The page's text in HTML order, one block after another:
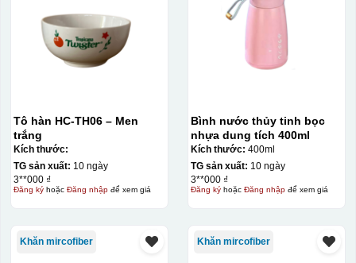
Tô hàn HC-TH06 – Men
trắng
Kích thước:
TG sản xuất: 10 ngày
3**000 ₫
Đăng kýhoặc Đăng nhậpđể xem giá
Bình nước thủy tinh bọc
nhựa dung tích 400ml
Kích thước: 400ml
TG sản xuất: 10 ngày
3**000 ₫
Đăng kýhoặc Đăng nhậpđể xem giá
Khăn mircofiber Khăn mircofiber